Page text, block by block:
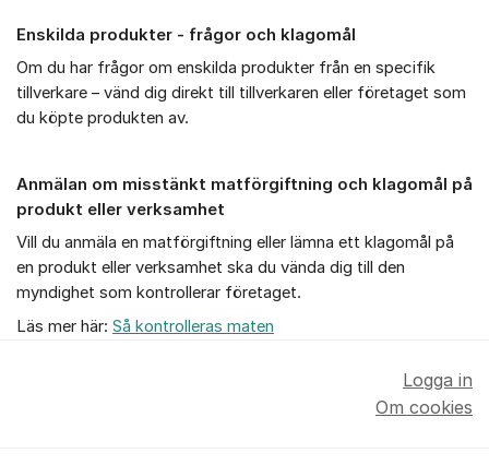
Enskilda produkter - frågor och klagomål
Om du har frågor om enskilda produkter från en specifik
tillverkare – vänd dig direkt till tillverkaren eller företaget som
du köpte produkten av.
Anmälan om misstänkt matförgiftning och klagomål på
produkt eller verksamhet
Vill du anmäla en matförgiftning eller lämna ett klagomål på
en produkt eller verksamhet ska du vända dig till den
myndighet som kontrollerar företaget.
Läs mer här: Så kontrolleras maten
Logga in
Om cookies